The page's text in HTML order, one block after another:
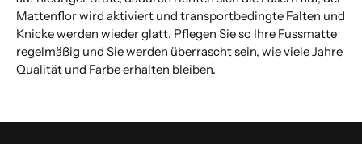
Mattenflor wird aktiviert und transportbedingte Falten und
Knicke werden wieder glatt. Pflegen Sie so Ihre Fussmatte
regelmäßig und Sie werden überrascht sein, wie viele Jahre
Qualität und Farbe erhalten bleiben.